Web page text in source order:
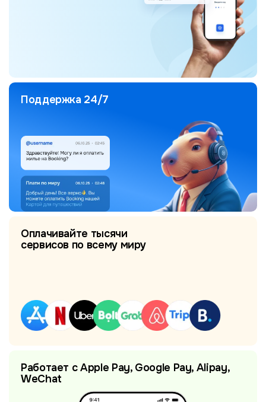
Поддержка 24/7
Оплачивайте тысячи
сервисов по всему миру
Работает с Apple Pay, Google Pay, Alipay,
WeChat